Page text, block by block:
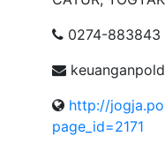
0274-883843
http://
page_id=2171